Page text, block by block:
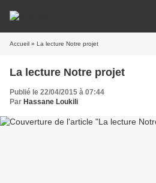
Accueil » La lecture Notre projet
La lecture Notre projet
Publié le 22/04/2015 à 07:44
Par Hassane Loukili